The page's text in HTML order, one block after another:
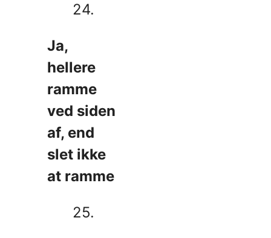
24.
Ja,
hellere
ramme
ved siden
af, end
slet ikke
at ramme
25.